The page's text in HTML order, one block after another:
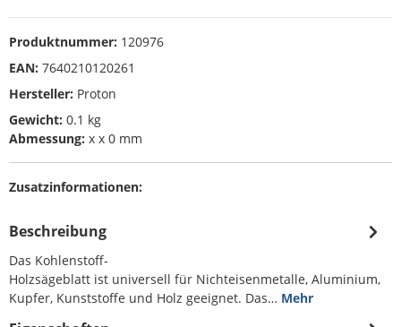
Produktnummer: 120976
EAN: 7640210120261
Hersteller: Proton
Gewicht: 0.1 kg
Abmessung: x x 0 mm
Zusatzinformationen:
Beschreibung
Das Kohlenstoff-
Holzsägeblatt ist universell für Nichteisenmetalle, Aluminium,
Kupfer, Kunststoffe und Holz geeignet. Das… Mehr